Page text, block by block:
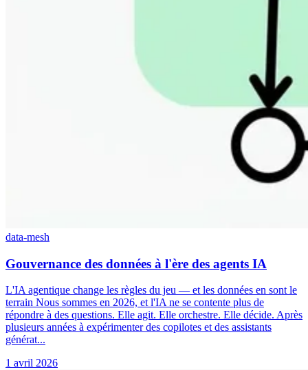
data-mesh
Gouvernance des données à l'ère des agents IA
L'IA agentique change les règles du jeu — et les données en sont le
terrain Nous sommes en 2026, et l'IA ne se contente plus de
répondre à des questions. Elle agit. Elle orchestre. Elle décide. Après
plusieurs années à expérimenter des copilotes et des assistants
générat...
1 avril 2026